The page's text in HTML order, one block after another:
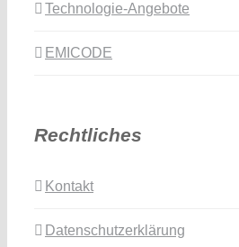
Technologie-Angebote
EMICODE
Rechtliches
Kontakt
Datenschutzerklärung